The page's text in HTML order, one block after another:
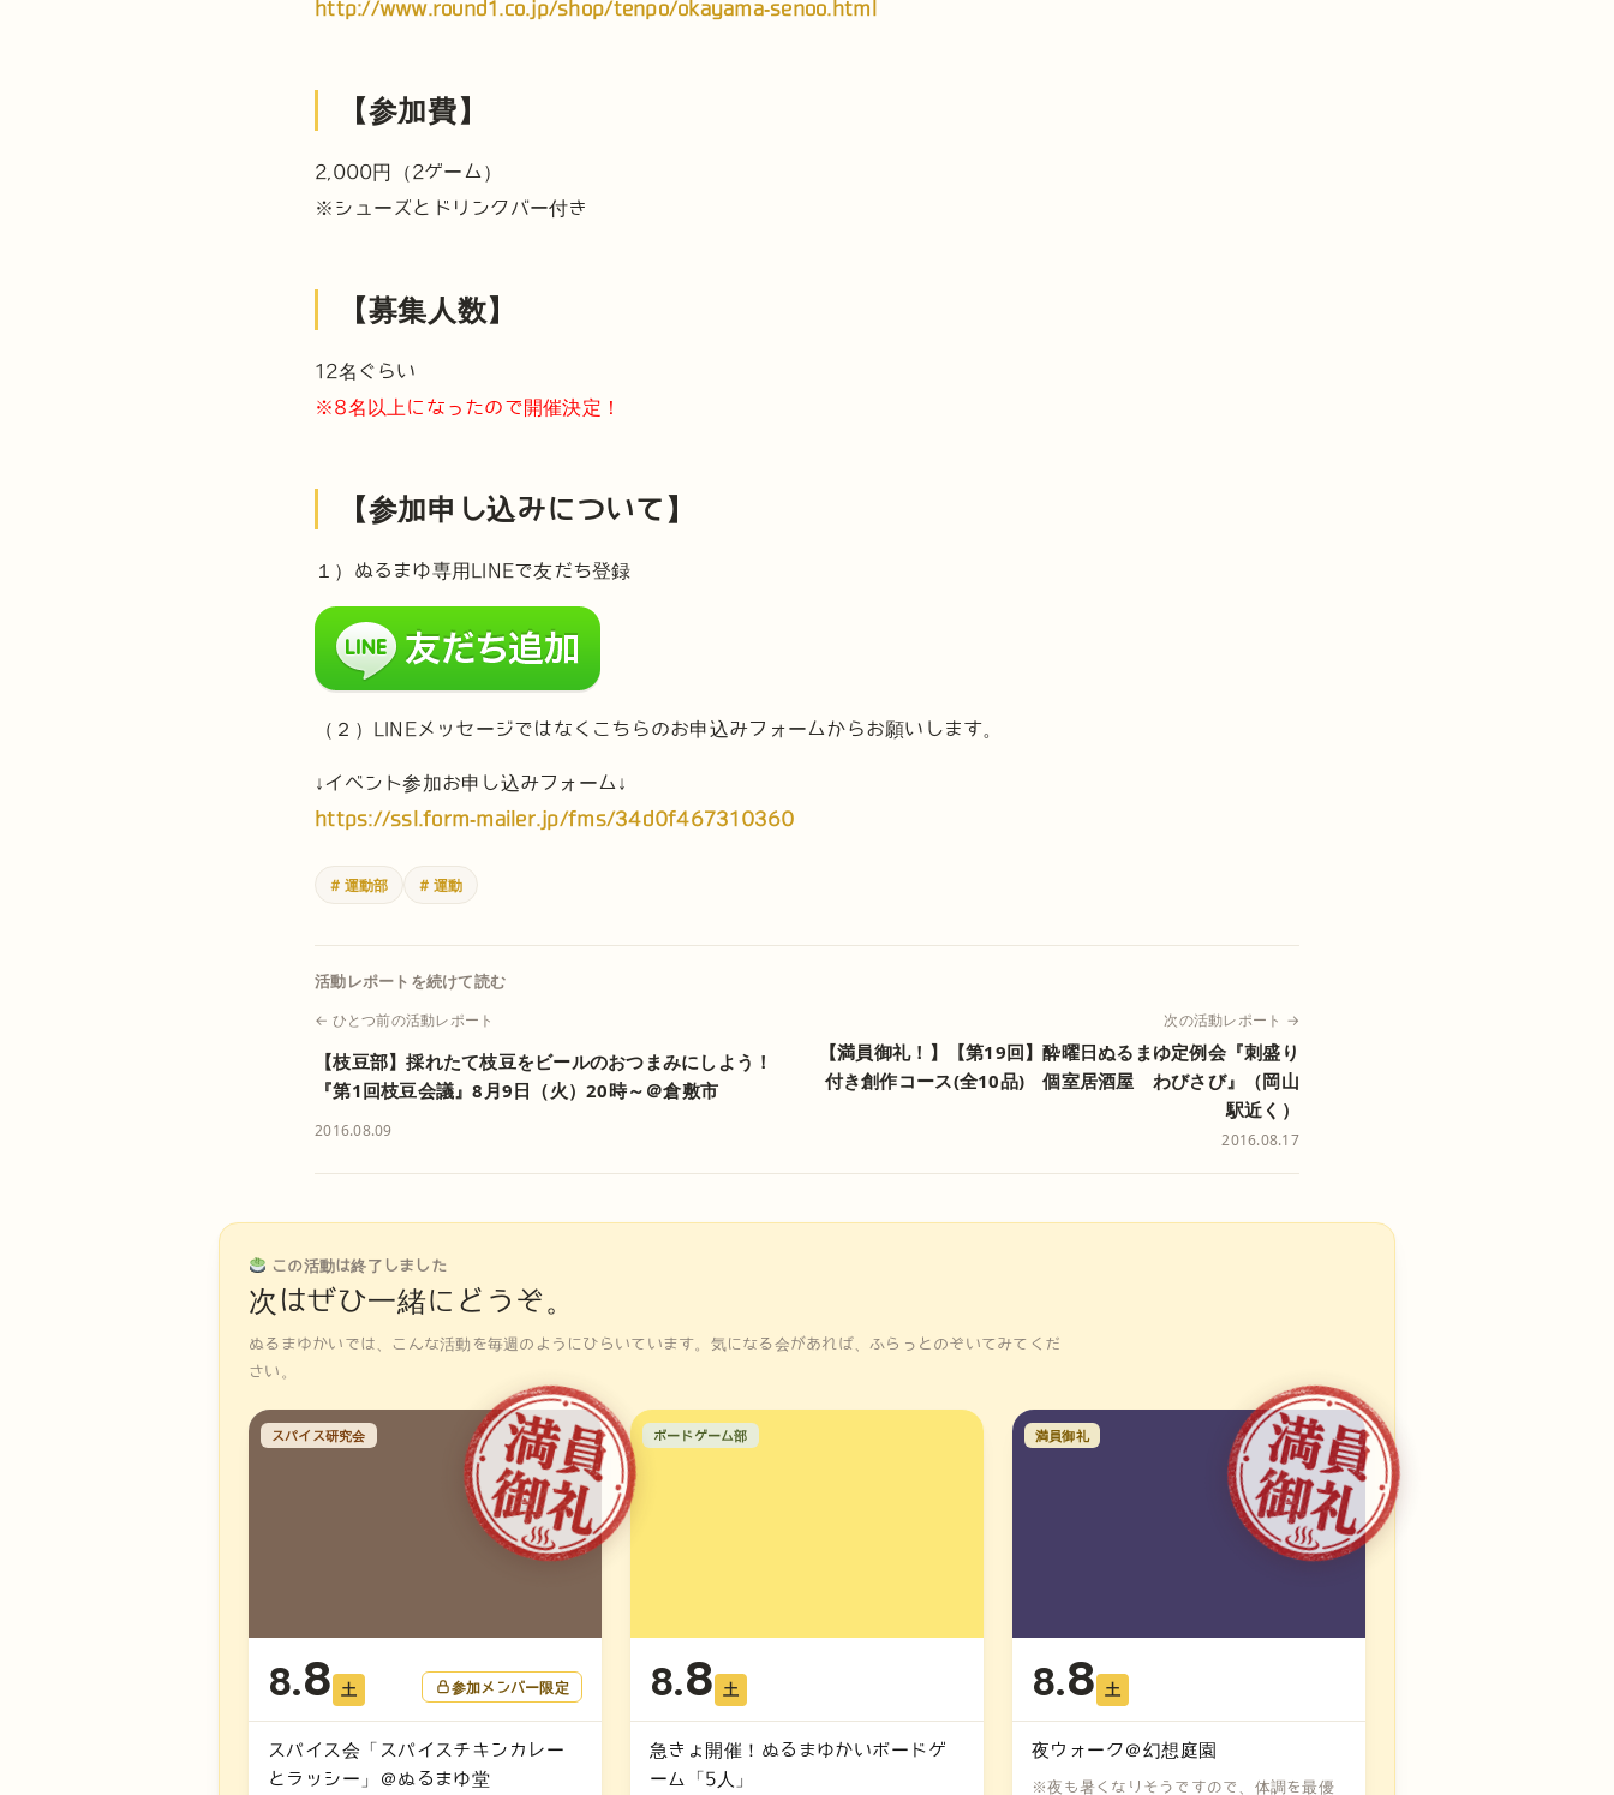
http://www.round1.co.jp/shop/tenpo/okayama-senoo.html
【参加費】
2,000円（2ゲーム）
※シューズとドリンクバー付き
【募集人数】
12名ぐらい
※8名以上になったので開催決定！
【参加申し込みについて】
１）ぬるまゆ専用LINEで友だち登録
（２）LINEメッセージではなくこちらのお申込みフォームからお願いします。
↓イベント参加お申し込みフォーム↓
https://ssl.form-mailer.jp/fms/34d0f467310360
# 運動部 # 運動
活動レポートを続けて読む
← ひとつ前の活動レポート
【枝豆部】採れたて枝豆をビールのおつまみにしよう！
『第1回枝豆会議』8月9日（火）20時～＠倉敷市
2016.08.09
次の活動レポート →
【満員御礼！】【第19回】酔曜日ぬるまゆ定例会『刺盛り
付き創作コース(全10品) 個室居酒屋 わびさび』（岡山
駅近く）
2016.08.17
この活動は終了しました
次はぜひ一緒にどうぞ。
ぬるまゆかいでは、こんな活動を毎週のようにひらいています。気になる会があれば、ふらっとのぞいてみてくだ
さい。
スパイス研究会
8.8 土 参加メンバー限定
スパイス会「スパイスチキンカレー
とラッシー」＠ぬるまゆ堂
ボードゲーム部
8.8 土
急きょ開催！ぬるまゆかいボードゲ
ーム「5人」
満員御礼
8.8 土
夜ウォーク＠幻想庭園
※夜も暑くなりそうですので、体調を最優